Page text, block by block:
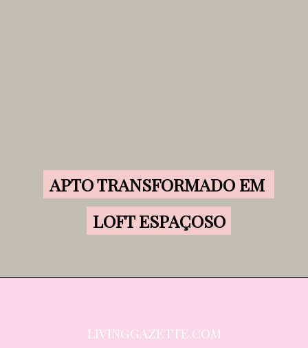
APTO TRANSFORMADO EM
LOFT ESPAÇOSO
APTO TRANSFORMADO EM
LOFT ESPAÇOSO
LIVINGGAZETTE.COM